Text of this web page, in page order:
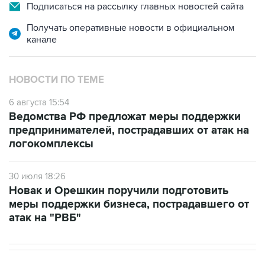
Подписаться на рассылку главных новостей сайта
Получать оперативные новости в официальном
канале
НОВОСТИ ПО ТЕМЕ
6 августа 15:54
Ведомства РФ предложат меры поддержки
предпринимателей, пострадавших от атак на
логокомплексы
30 июля 18:26
Новак и Орешкин поручили подготовить
меры поддержки бизнеса, пострадавшего от
атак на "РВБ"